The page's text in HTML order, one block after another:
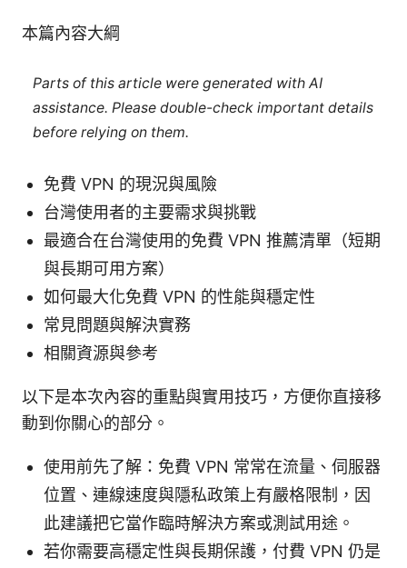
本篇內容大綱
Parts of this article were generated with AI
assistance. Please double-check important details
before relying on them.
免費 VPN 的現況與風險
台灣使用者的主要需求與挑戰
最適合在台灣使用的免費 VPN 推薦清單（短期
與長期可用方案）
如何最大化免費 VPN 的性能與穩定性
常見問題與解決實務
相關資源與參考
以下是本次內容的重點與實用技巧，方便你直接移
動到你關心的部分。
使用前先了解：免費 VPN 常常在流量、伺服器
位置、連線速度與隱私政策上有嚴格限制，因
此建議把它當作臨時解決方案或測試用途。
若你需要高穩定性與長期保護，付費 VPN 仍是